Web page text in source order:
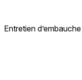
Entretien